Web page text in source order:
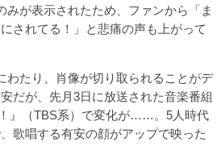
みが表示されたため、ファンから「ま
されてる！」と悲痛の声も上がって
たり、肖像が切り取られることがデ
だが、先月3日に放送された音楽番組
！』（TBS系）で変化が……。5人時代
歌唱する有安の顔がアップで映った